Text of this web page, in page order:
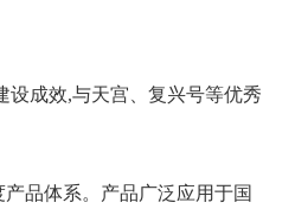
设成效,与天宫、复兴号等优秀
品体系。产品广泛应用于国